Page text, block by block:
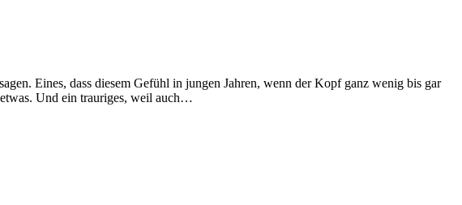
Eines, dass diesem Gefühl in jungen Jahren, wenn der Kopf ganz wenig bis gar
Und ein trauriges, weil auch…